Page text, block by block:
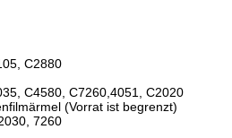
C2880
C4580, C7260,4051, C2020
(Vorrat ist begrenzt)
7260